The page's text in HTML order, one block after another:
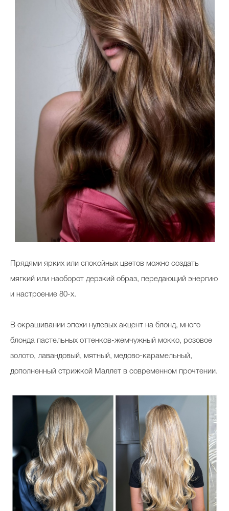
Прядями ярких или спокойных цветов можно создать
мягкий или наоборот дерзкий образ, передающий энергию
и настроение 80-х.
В окрашивании эпохи нулевых акцент на блонд, много
блонда пастельных оттенков-жемчужный мокко, розовое
золото, лавандовый, мятный, медово-карамельный,
дополненный стрижкой Маллет в современном прочтении.